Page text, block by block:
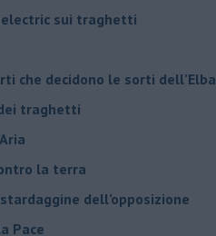
sui traghetti
che decidono le sorti dell’Elba
traghetti​
la terra
dell’opposizione
Pace